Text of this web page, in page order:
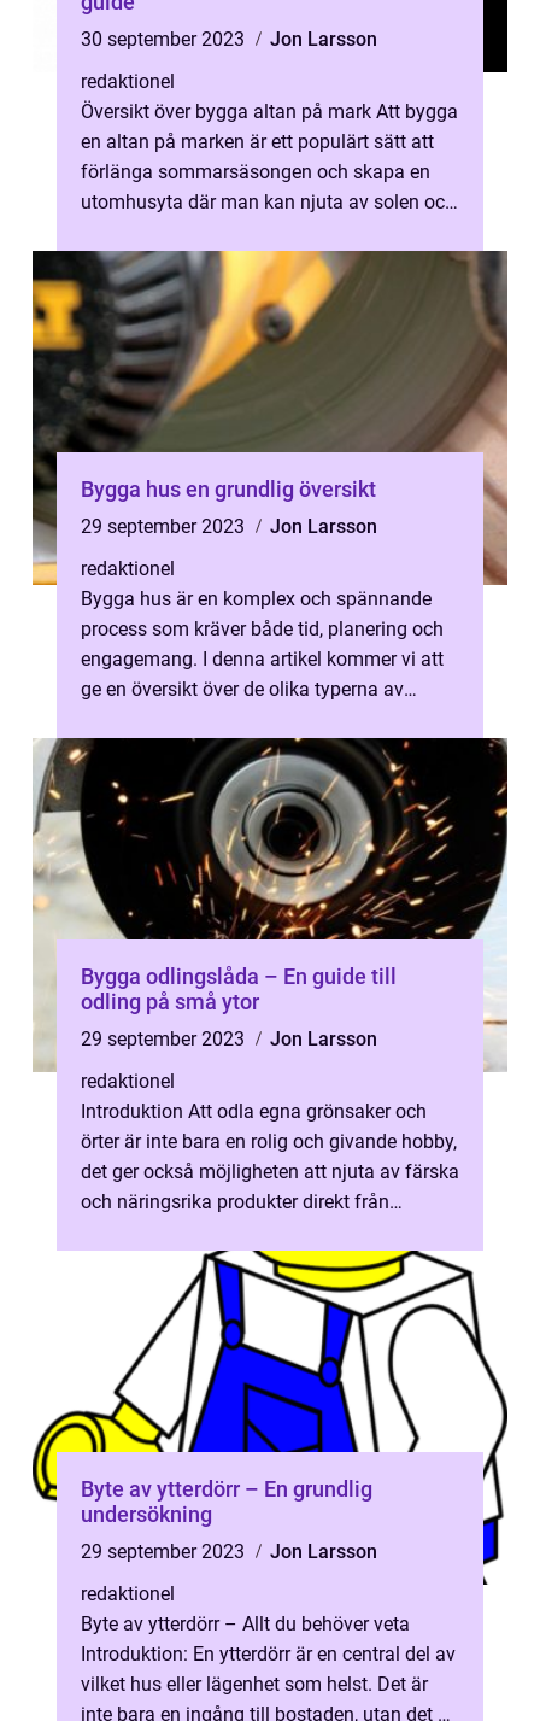
30 september 2023
Jon Larsson
redaktionel
Översikt över bygga altan på mark Att bygga
en altan på marken är ett populärt sätt att
förlänga sommarsäsongen och skapa en
utomhusyta där man kan njuta av solen och
Bygga hus en grundlig översikt
29 september 2023
Jon Larsson
redaktionel
Bygga hus är en komplex och spännande
process som kräver både tid, planering och
engagemang. I denna artikel kommer vi att
ge en översikt över de olika typerna av
Bygga odlingslåda – En guide till
odling på små ytor
29 september 2023
Jon Larsson
redaktionel
Introduktion Att odla egna grönsaker och
örter är inte bara en rolig och givande hobby,
det ger också möjligheten att njuta av färska
och näringsrika produkter direkt från
Byte av ytterdörr – En grundlig
undersökning
29 september 2023
Jon Larsson
redaktionel
Byte av ytterdörr – Allt du behöver veta
Introduktion: En ytterdörr är en central del av
vilket hus eller lägenhet som helst. Det är
inte bara en ingång till bostaden, utan det är